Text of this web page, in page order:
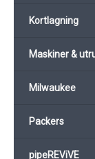
Kortlagning
Maskiner &
Milwaukee
Packers
pipeREViVE